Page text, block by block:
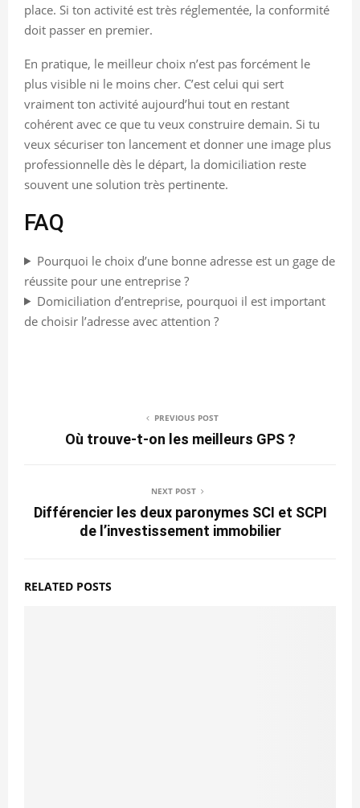
place. Si ton activité est très réglementée, la conformité
doit passer en premier.
En pratique, le meilleur choix n’est pas forcément le
plus visible ni le moins cher. C’est celui qui sert
vraiment ton activité aujourd’hui tout en restant
cohérent avec ce que tu veux construire demain. Si tu
veux sécuriser ton lancement et donner une image plus
professionnelle dès le départ, la domiciliation reste
souvent une solution très pertinente.
FAQ
Pourquoi le choix d’une bonne adresse est un gage de
réussite pour une entreprise ?
Domiciliation d’entreprise, pourquoi il est important
de choisir l’adresse avec attention ?
PREVIOUS POST
Où trouve-t-on les meilleurs GPS ?
NEXT POST
Différencier les deux paronymes SCI et SCPI
de l’investissement immobilier
RELATED POSTS